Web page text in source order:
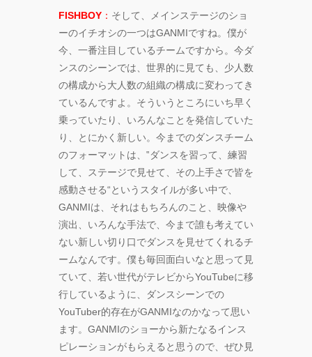
FISHBOY ： そして、メインステージのショ
ーのイチオシの一つはGANMIですね。僕が
今、一番注目しているチームですから。今ダ
ンスのシーンでは、世界的に見ても、少人数
の構成から大人数の組織の構成に変わってき
ているんですよ。そういうところにいち早く
乗っていたり、いろんなことを発信していた
り、とにかく新しい。今までのダンスチーム
のフォーマットは、‟ダンスを習って、練習
して、ステージで見せて、その上手さで皆を
感動させる“というスタイルが多い中で、
GANMIは、それはもちろんのこと、映像や
演出、いろんな手法で、今まで誰も考えてい
ない新しい切り口でダンスを見せてくれるチ
ームなんです。僕も毎回面白いなと思って見
ていて、若い世代がテレビからYouTubeに移
行しているように、ダンスシーンでの
YouTuber的存在がGANMIなのかなって思い
ます。GANMIのショーから新たなるインス
ピレーションがもらえると思うので、ぜひ見